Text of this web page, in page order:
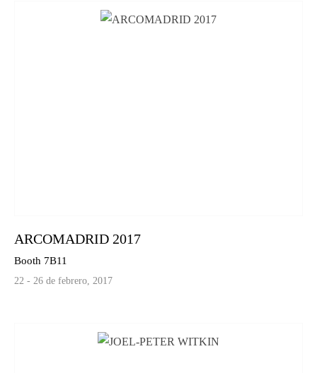
ARCOMADRID 2017
Booth 7B11
22 - 26 de febrero, 2017